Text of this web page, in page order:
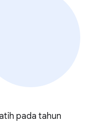
pada tahun